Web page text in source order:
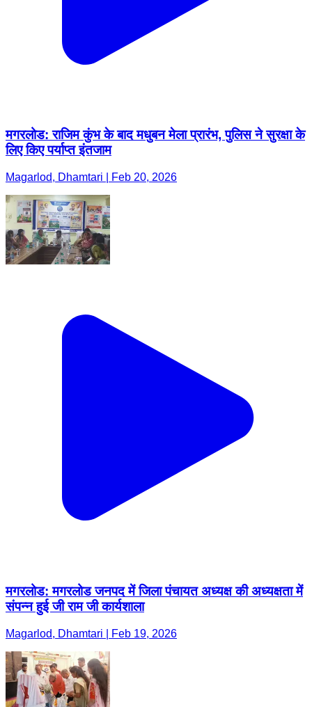
मगरलोड: राजिम कुंभ के बाद मधुबन मेला प्रारंभ, पुलिस ने सुरक्षा के
लिए किए पर्याप्त इंतजाम
Magarlod, Dhamtari | Feb 20, 2026
मगरलोड: मगरलोड जनपद में जिला पंचायत अध्यक्ष की अध्यक्षता में
संपन्न हुई जी राम जी कार्यशाला
Magarlod, Dhamtari | Feb 19, 2026